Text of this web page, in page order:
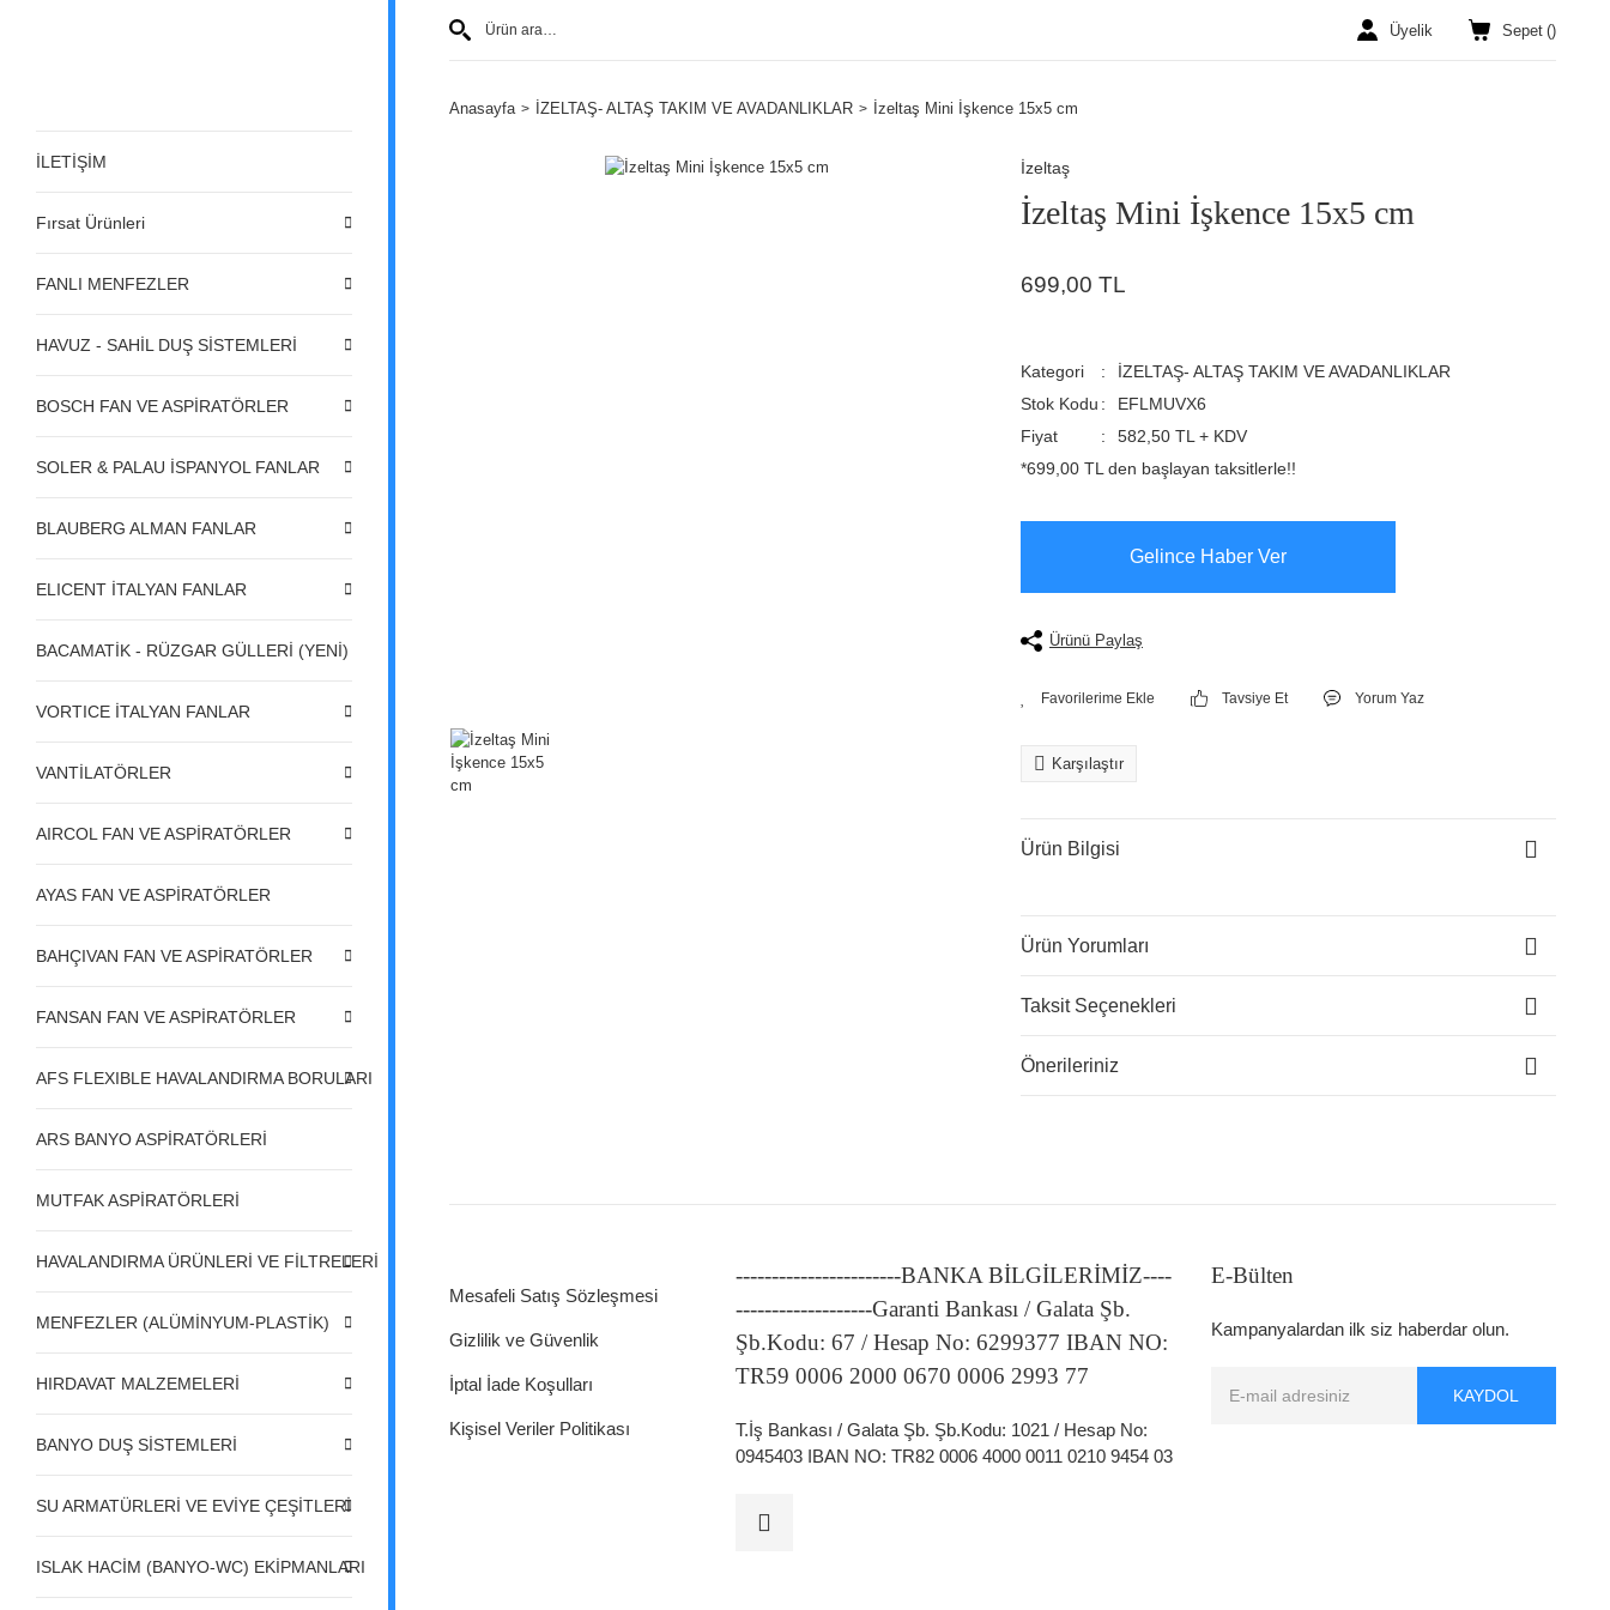
İLETİŞİM
Fırsat Ürünleri
FANLI MENFEZLER
HAVUZ - SAHİL DUŞ SİSTEMLERİ
BOSCH FAN VE ASPİRATÖRLER
SOLER & PALAU İSPANYOL FANLAR
BLAUBERG ALMAN FANLAR
ELICENT İTALYAN FANLAR
BACAMATİK - RÜZGAR GÜLLERİ (YENİ)
VORTICE İTALYAN FANLAR
VANTİLATÖRLER
AIRCOL FAN VE ASPİRATÖRLER
AYAS FAN VE ASPİRATÖRLER
BAHÇIVAN FAN VE ASPİRATÖRLER
FANSAN FAN VE ASPİRATÖRLER
AFS FLEXIBLE HAVALANDIRMA BORULARI
ARS BANYO ASPİRATÖRLERİ
MUTFAK ASPİRATÖRLERİ
HAVALANDIRMA ÜRÜNLERİ VE FİLTRELERİ
MENFEZLER (ALÜMİNYUM-PLASTİK)
HIRDAVAT MALZEMELERİ
BANYO DUŞ SİSTEMLERİ
SU ARMATÜRLERİ VE EVİYE ÇEŞİTLERİ
ISLAK HACİM (BANYO-WC) EKİPMANLARI
Üyelik Sepet ()
Anasayfa İZELTAŞ- ALTAŞ TAKIM VE AVADANLIKLAR İzeltaş Mini İşkence 15x5 cm
İzeltaş
İzeltaş Mini İşkence 15x5 cm
699,00 TL
Kategori
İZELTAŞ- ALTAŞ TAKIM VE AVADANLIKLAR
Stok Kodu
EFLMUVX6
Fiyat
582,50 TL + KDV
*699,00 TL den başlayan taksitlerle!!
Gelince Haber Ver
Ürünü Paylaş
Tavsiye Et Yorum Yaz
Karşılaştır
Ürün Bilgisi
Ürün Yorumları
Taksit Seçenekleri
Önerileriniz
Mesafeli Satış Sözleşmesi
Gizlilik ve Güvenlik
İptal İade Koşulları
Kişisel Veriler Politikası
-----------------------BANKA BİLGİLERİMİZ----
-------------------Garanti Bankası / Galata Şb.
Şb.Kodu: 67 / Hesap No: 6299377 IBAN NO:
TR59 0006 2000 0670 0006 2993 77
T.İş Bankası / Galata Şb. Şb.Kodu: 1021 / Hesap No:
0945403 IBAN NO: TR82 0006 4000 0011 0210 9454 03
E-Bülten
Kampanyalardan ilk siz haberdar olun.
KAYDOL